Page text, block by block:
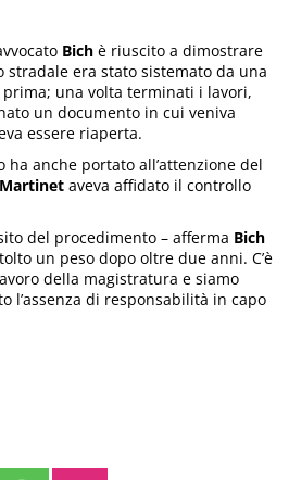
Bich è riuscito a dimostrare
era stato sistemato da una
una volta terminati i lavori,
un documento in cui veniva
essere riaperta.
ha anche portato all’attenzione del
Martinet aveva affidato il controllo
del procedimento – afferma Bich
un peso dopo oltre due anni. C’è
della magistratura e siamo
l’assenza di responsabilità in capo